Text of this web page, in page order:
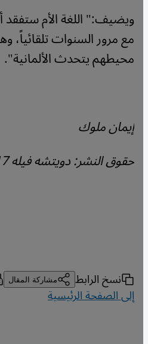
ويضيف:" اللغة الأم ستفقد
مع مرور السنوات تلقائياً،
محيطهم يتحدث الألمانية".
إيمان ملوك
حقوق النشر: دويتشه فيله 2017
نسخ الرابط مشاركة المقال
إلى الصفحة الرئيسية